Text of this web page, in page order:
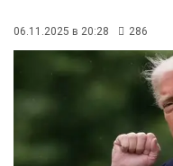
06.11.2025 в 20:28 286